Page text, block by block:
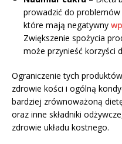
prowadzić do
które mają negatywny
Zwiększenie spożycia
może przynieść korzyści
Ograniczenie tych
zdrowie kości i ogólną
bardziej zrównoważoną
oraz inne składniki
zdrowie układu kostnego.